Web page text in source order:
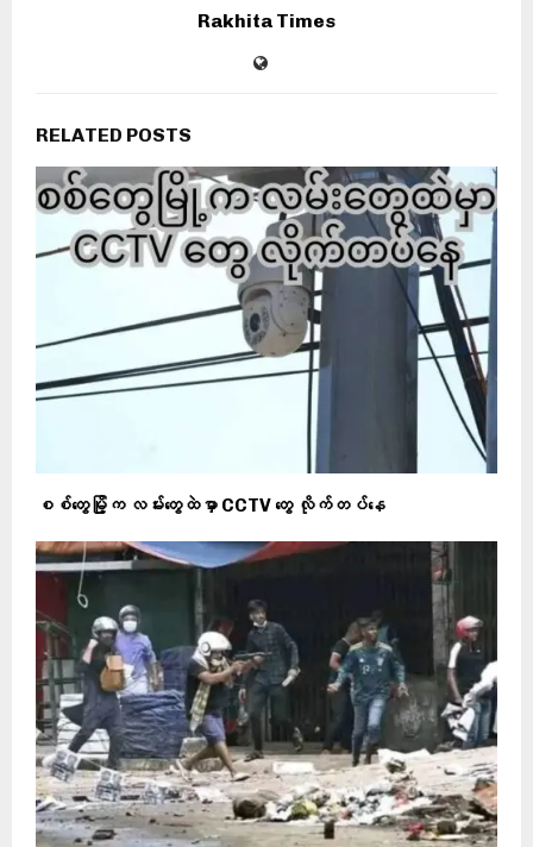
Rakhita Times
RELATED POSTS
စစ်တွေမြို့က လမ်းတွေထဲမှာ CCTV တွေ လိုက်တပ်နေ